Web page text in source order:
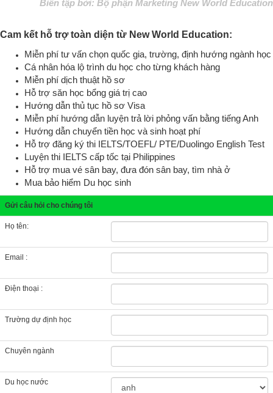
Biên tập bởi: Bộ phận Marketing New World Education
Cam kết hỗ trợ toàn diện từ New World Education:
Miễn phí tư vấn chọn quốc gia, trường, định hướng ngành học
Cá nhân hóa lộ trình du học cho từng khách hàng
Miễn phí dịch thuật hồ sơ
Hỗ trợ săn học bổng giá trị cao
Hướng dẫn thủ tục hồ sơ Visa
Miễn phí hướng dẫn luyện trả lời phỏng vấn bằng tiếng Anh
Hướng dẫn chuyển tiền học và sinh hoạt phí
Hỗ trợ đăng ký thi IELTS/TOEFL/ PTE/Duolingo English Test
Luyện thi IELTS cấp tốc tại Philippines
Hỗ trợ mua vé sân bay, đưa đón sân bay, tìm nhà ở
Mua bảo hiểm Du học sinh
Gửi câu hỏi cho chúng tôi
Họ tên:
Email :
Điện thoại :
Trường dự định học
Chuyên ngành
Du học nước